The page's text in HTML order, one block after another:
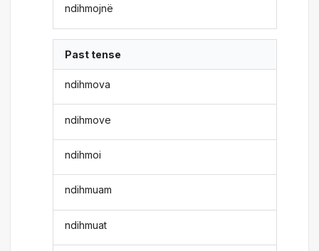
ndihmojnë
Past tense
ndihmova
ndihmove
ndihmoi
ndihmuam
ndihmuat